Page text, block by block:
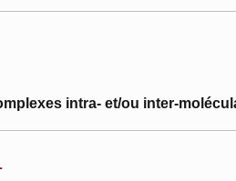
intra- et/ou inter-